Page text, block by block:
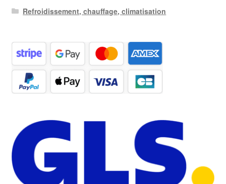
Refroidissement, chauffage, climatisation